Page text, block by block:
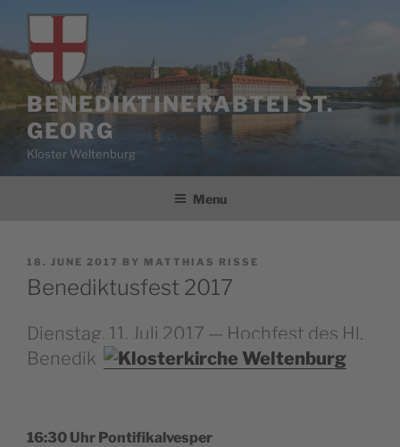
content
BENEDIKTINERABTEI ST.
GEORG
Kloster Weltenburg
Menu
POSTED
ON
18. JUNE 2017 BY MATTHIAS RISSE
Benediktusfest 2017
Dienstag, 11. Juli 2017 — Hochfest des Hl.
Benedikt
16:30 Uhr Pontifikalvesper